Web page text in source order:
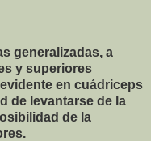
generalizadas, a
y superiores
en cuádriceps
de levantarse de la
de la